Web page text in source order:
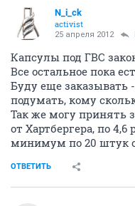
N_i_ck
activist
25 апреля 2012
Капсулы под ГВС
Все остальное пока
Буду еще заказывать
подумать, кому
Так же могу принять
от Хартбергера, по
минимум по 20 штук
ОТВЕТИТЬ